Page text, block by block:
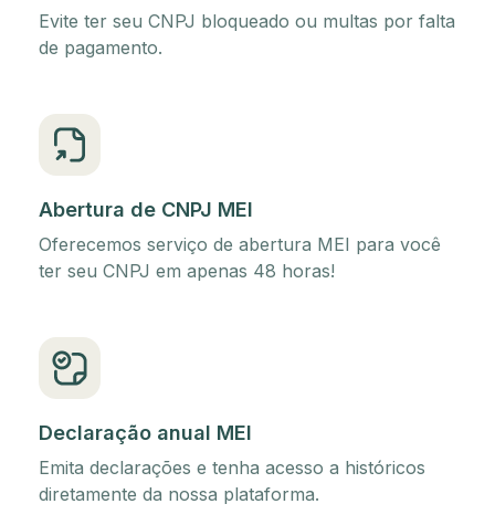
Evite ter seu CNPJ bloqueado ou multas por falta
de pagamento.
Abertura de CNPJ MEI
Oferecemos serviço de abertura MEI para você
ter seu CNPJ em apenas 48 horas!
Declaração anual MEI
Emita declarações e tenha acesso a históricos
diretamente da nossa plataforma.